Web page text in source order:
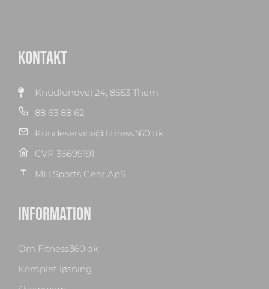
KONTAKT
Knudlundvej 24, 8653 Them
88 63 88 62
Kundeservice@fitness360.dk
CVR 36699191
MH Sports Gear ApS
INFORMATION
Om Fitness360.dk
Komplet løsning